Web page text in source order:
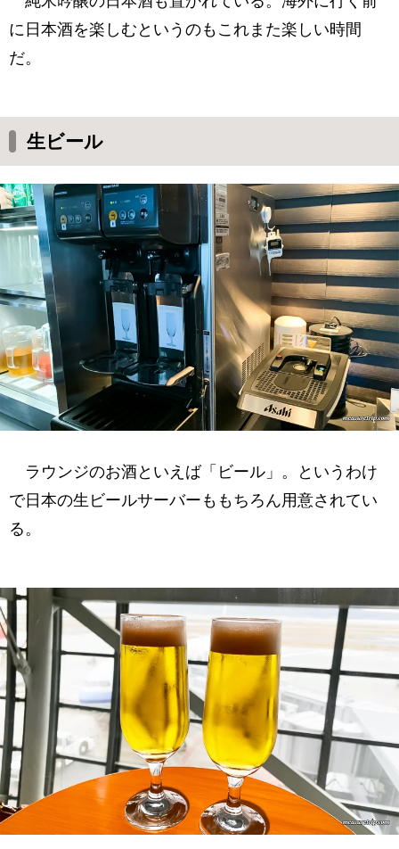
に日本酒を楽しむというのもこれまた楽しい時間
だ。
生ビール
ラウンジのお酒といえば「ビール」。というわけ
で日本の生ビールサーバーももちろん用意されてい
る。